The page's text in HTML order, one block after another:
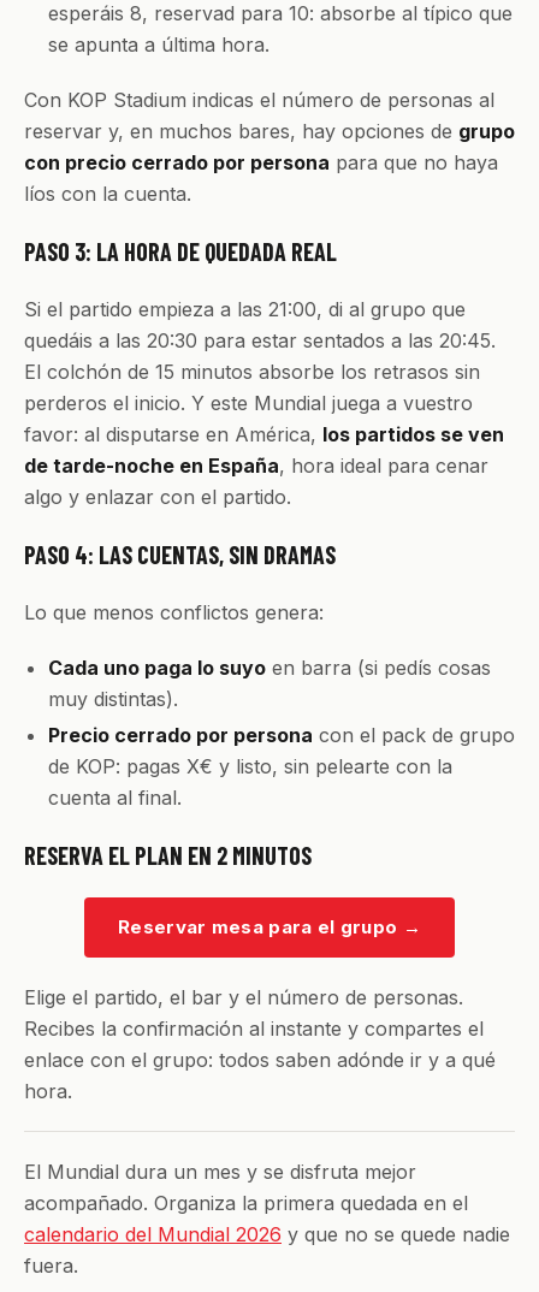
esperáis 8, reservad para 10: absorbe al típico que
se apunta a última hora.
Con KOP Stadium indicas el número de personas al
reservar y, en muchos bares, hay opciones de grupo
con precio cerrado por persona para que no haya
líos con la cuenta.
PASO 3: LA HORA DE QUEDADA REAL
Si el partido empieza a las 21:00, di al grupo que
quedáis a las 20:30 para estar sentados a las 20:45.
El colchón de 15 minutos absorbe los retrasos sin
perderos el inicio. Y este Mundial juega a vuestro
favor: al disputarse en América, los partidos se ven
de tarde-noche en España, hora ideal para cenar
algo y enlazar con el partido.
PASO 4: LAS CUENTAS, SIN DRAMAS
Lo que menos conflictos genera:
Cada uno paga lo suyo en barra (si pedís cosas
muy distintas).
Precio cerrado por persona con el pack de grupo
de KOP: pagas X€ y listo, sin pelearte con la
cuenta al final.
RESERVA EL PLAN EN 2 MINUTOS
Reservar mesa para el grupo →
Elige el partido, el bar y el número de personas.
Recibes la confirmación al instante y compartes el
enlace con el grupo: todos saben adónde ir y a qué
hora.
El Mundial dura un mes y se disfruta mejor
acompañado. Organiza la primera quedada en el
calendario del Mundial 2026 y que no se quede nadie
fuera.